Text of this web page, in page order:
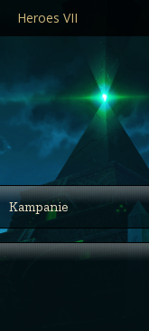
Kampanie
Heroes VII